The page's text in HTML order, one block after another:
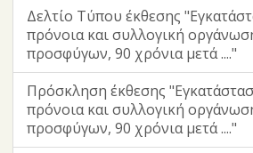
Δελτίο Τύπου έκθεσης
πρόνοια και συλλογική
προσφύγων, 90 χρόνια μετά ...."
Πρόσκληση έκθεσης
πρόνοια και συλλογική
προσφύγων, 90 χρόνια μετά ...."